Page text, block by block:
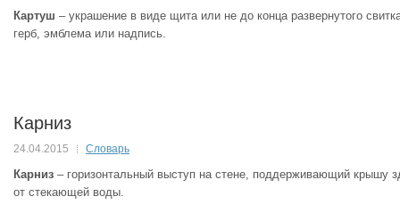
Картуш – украшение в виде щита или не до конца развернутого
герб, эмблема или надпись.
Карниз
24.04.2015 Словарь
Карниз – горизонтальный выступ на стене, поддерживающий крышу
от стекающей воды.